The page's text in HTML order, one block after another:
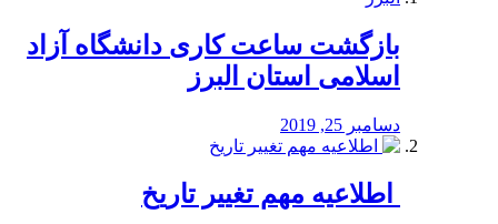
بازگشت ساعت کاری دانشگاه آزاد
اسلامی استان البرز
دسامبر 25, 2019
️ اطلاعیه مهم تغییر تاریخ